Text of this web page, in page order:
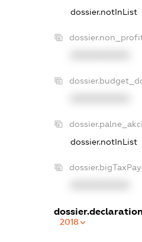
dossier.notInList
dossier.notInList
2018